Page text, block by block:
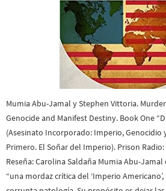
Mumia Abu-Jamal y Stephen Vittoria.
Genocide and Manifest Destiny. Book One
(Asesinato Incorporado: Imperio, Genocidio
Primero. El Soñar del Imperio). Prison Radio:
Reseña: Carolina Saldaña Mumia Abu-
“una mordaz crítica del ‘Imperio